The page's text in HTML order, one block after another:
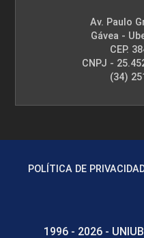
Av. Paulo
Gávea -
CEP.
CNPJ -
(34)
POLÍTICA DE
1996 - 2026 -